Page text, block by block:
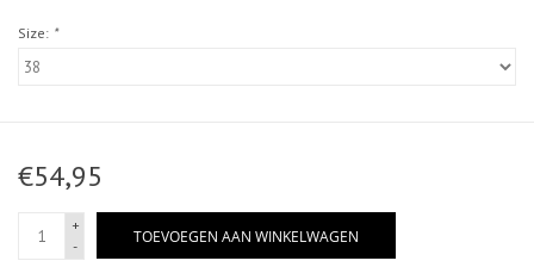
Size: *
€54,95
+
-
TOEVOEGEN AAN WINKELWAGEN